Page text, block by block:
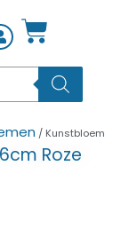
/ Kunstbloem
Roze